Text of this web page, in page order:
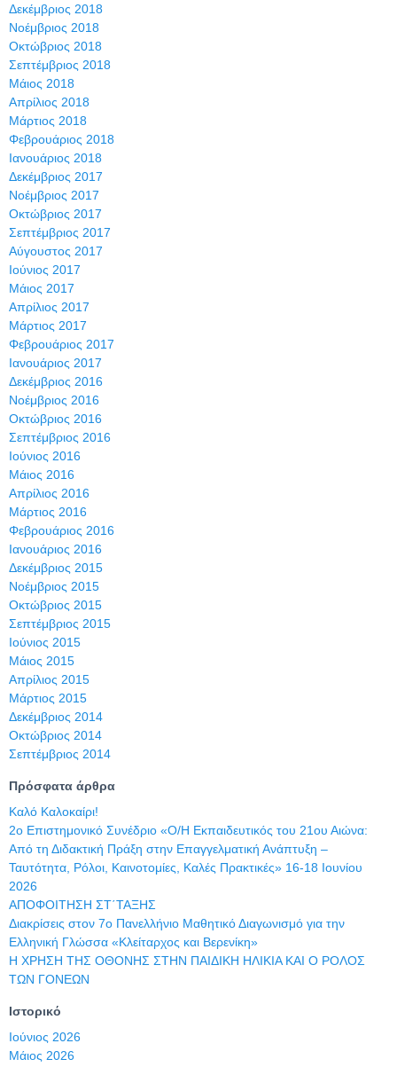
Δεκέμβριος 2018
Νοέμβριος 2018
Οκτώβριος 2018
Σεπτέμβριος 2018
Μάιος 2018
Απρίλιος 2018
Μάρτιος 2018
Φεβρουάριος 2018
Ιανουάριος 2018
Δεκέμβριος 2017
Νοέμβριος 2017
Οκτώβριος 2017
Σεπτέμβριος 2017
Αύγουστος 2017
Ιούνιος 2017
Μάιος 2017
Απρίλιος 2017
Μάρτιος 2017
Φεβρουάριος 2017
Ιανουάριος 2017
Δεκέμβριος 2016
Νοέμβριος 2016
Οκτώβριος 2016
Σεπτέμβριος 2016
Ιούνιος 2016
Μάιος 2016
Απρίλιος 2016
Μάρτιος 2016
Φεβρουάριος 2016
Ιανουάριος 2016
Δεκέμβριος 2015
Νοέμβριος 2015
Οκτώβριος 2015
Σεπτέμβριος 2015
Ιούνιος 2015
Μάιος 2015
Απρίλιος 2015
Μάρτιος 2015
Δεκέμβριος 2014
Οκτώβριος 2014
Σεπτέμβριος 2014
Πρόσφατα άρθρα
Καλό Καλοκαίρι!
2ο Επιστημονικό Συνέδριο «Ο/Η Εκπαιδευτικός του 21ου Αιώνα:
Από τη Διδακτική Πράξη στην Επαγγελματική Ανάπτυξη –
Ταυτότητα, Ρόλοι, Καινοτομίες, Καλές Πρακτικές» 16-18 Ιουνίου
2026
ΑΠΟΦΟΙΤΗΣΗ ΣΤ΄ΤΑΞΗΣ
Διακρίσεις στον 7ο Πανελλήνιο Μαθητικό Διαγωνισμό για την
Ελληνική Γλώσσα «Κλείταρχος και Βερενίκη»
Η ΧΡΗΣΗ ΤΗΣ ΟΘΟΝΗΣ ΣΤΗΝ ΠΑΙΔΙΚΗ ΗΛΙΚΙΑ ΚΑΙ Ο ΡΟΛΟΣ
ΤΩΝ ΓΟΝΕΩΝ
Ιστορικό
Ιούνιος 2026
Μάιος 2026